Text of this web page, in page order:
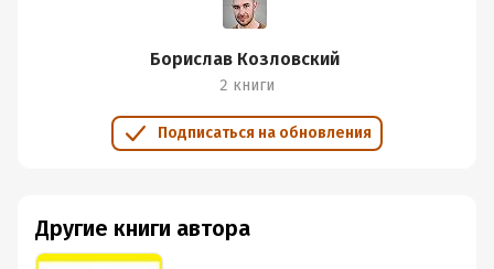
Борислав Козловский
2 книги
Подписаться на обновления
Другие книги автора